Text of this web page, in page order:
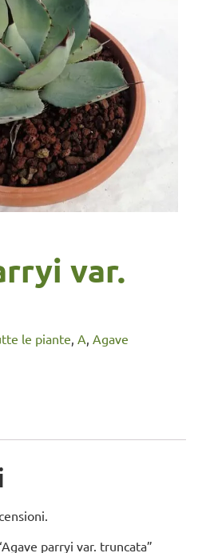
var.
le piante, A, Agave
parryi var. truncata”